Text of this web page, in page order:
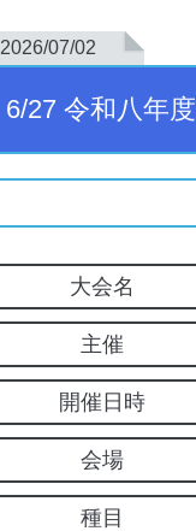
2026/07/02
6/27 令和八年
大会名
主催
開催日時
会場
種目